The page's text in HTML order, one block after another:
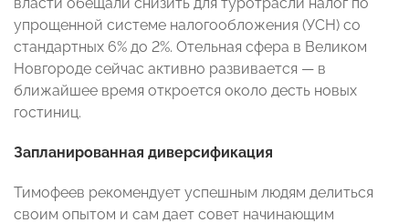
упрощенной системе налогообложения (УСН) со
стандартных 6% до 2%. Отельная сфера в Великом
Новгороде сейчас активно развивается — в
ближайшее время откроется около десть новых
гостиниц.
Запланированная диверсификация
Тимофеев рекомендует успешным людям делиться
своим опытом и сам дает совет начинающим